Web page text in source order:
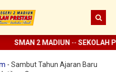
SMAN 2 MADIUN-- SEKOLAH
- Sambut Tahun Ajaran Baru